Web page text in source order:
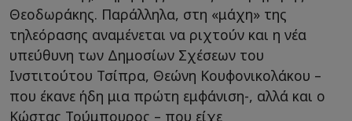
Θεοδωράκης. Παράλληλα, στη «μάχη» της
τηλεόρασης αναμένεται να ριχτούν και η νέα
υπεύθυνη των Δημοσίων Σχέσεων του
Ινστιτούτου Τσίπρα, Θεώνη Κουφονικολάκου –
που έκανε ήδη μια πρώτη εμφάνιση-, αλλά και ο
Κώστας Τούμπουρος – που είχε